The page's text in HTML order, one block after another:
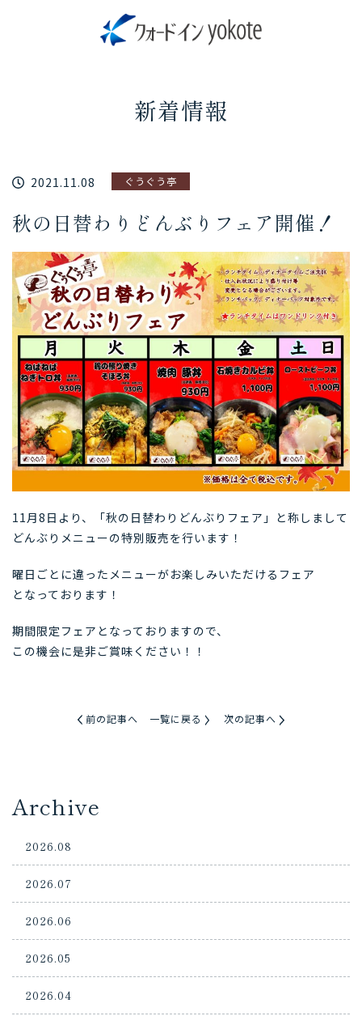
新着情報
2021.11.08 ぐうぐう亭
秋の日替わりどんぶりフェア開催！
11月8日より、「秋の日替わりどんぶりフェア」と称しまして
どんぶりメニューの特別販売を行います！
曜日ごとに違ったメニューがお楽しみいただけるフェア
となっております！
期間限定フェアとなっておりますので、
この機会に是非ご賞味ください！！
前の記事へ 一覧に戻る 次の記事へ
Archive
2026.08
2026.07
2026.06
2026.05
2026.04